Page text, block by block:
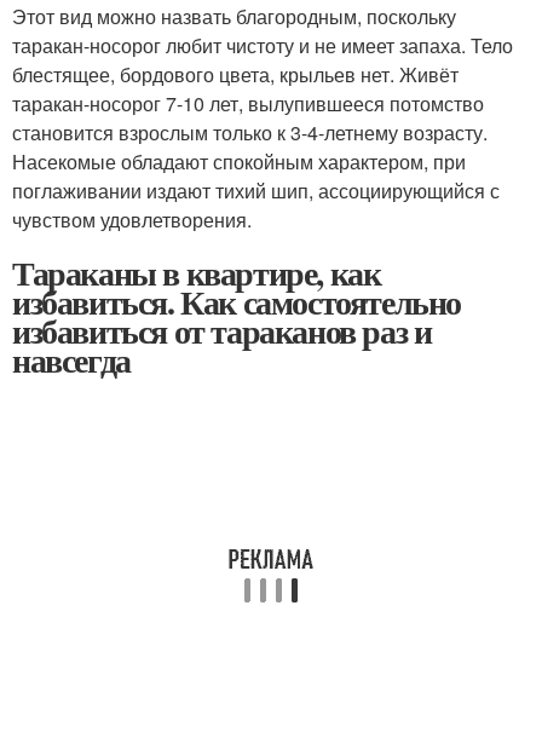
Этот вид можно назвать благородным, поскольку
таракан-носорог любит чистоту и не имеет запаха. Тело
блестящее, бордового цвета, крыльев нет. Живёт
таракан-носорог 7-10 лет, вылупившееся потомство
становится взрослым только к 3-4-летнему возрасту.
Насекомые обладают спокойным характером, при
поглаживании издают тихий шип, ассоциирующийся с
чувством удовлетворения.
Тараканы в квартире, как
избавиться. Как самостоятельно
избавиться от тараканов раз и
навсегда